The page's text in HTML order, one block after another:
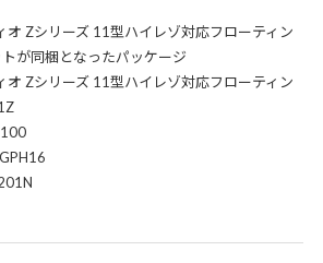
Zシリーズ 11型ハイレゾ対応フローティン
が同梱となったパッケージ
Zシリーズ 11型ハイレゾ対応フローティン